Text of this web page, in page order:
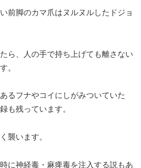
前脚のカマ爪はヌルヌルしたドジョ
ら、人の手で持ち上げても離さない
。
るフナやコイにしがみついていた
も残っています。
襲います。
に神経毒・麻痺毒を注入する説もあ